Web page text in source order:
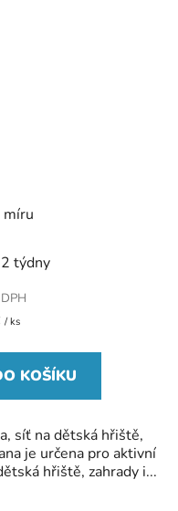
míru
týdny
/ ks
KOŠÍKU
síť na dětská hřiště,
je určena pro aktivní
hřiště, zahrady i...